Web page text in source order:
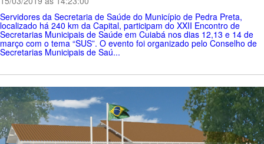
Servidores da Secretaria de Saúde do Município de Pedra Preta,
localizado há 240 km da Capital, participam do XXII Encontro de
Secretarias Municipais de Saúde em Cuiabá nos dias 12,13 e 14 de
março com o tema “SUS”. O evento foi organizado pelo Conselho de
Secretarias Municipais de Saú...